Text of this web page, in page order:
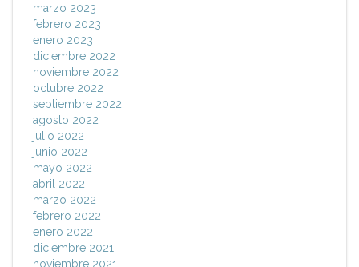
marzo 2023
febrero 2023
enero 2023
diciembre 2022
noviembre 2022
octubre 2022
septiembre 2022
agosto 2022
julio 2022
junio 2022
mayo 2022
abril 2022
marzo 2022
febrero 2022
enero 2022
diciembre 2021
noviembre 2021